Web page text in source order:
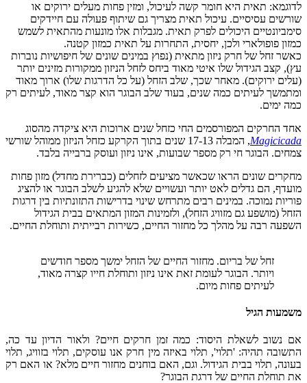
לדוגמא: תאית היא חומר קשה לעיכול, ומזין פחות מעלים ירוקים או
שורשים עסיסיים. עיכול תאית מצריך גם שיתוף פעולה עם חיידקים
סימביונטיים היכולים לפרק תאית. מגבלות אלו מונעות מהתאית לשמש
כמזון פופולארי ולכן, יחסית, התחרות על תאית כמזון קטנה.
כאשר זחל של חרק ניזון מתאית (נפוץ במינים שונים של חיפושיות נוברות
עץ), קצב הגידול שלו איטי מאוד ביחס לזחל הניזון ממקורות מזינים יותר
(עלים ירוקים). מאחר שכך, שלב הזחל (על כל הדרגות שלו) ארוך מאוד
ומתמשך לעיתים כמה שנים, בעוד שלב הבוגר הוא קצר מאוד, לעיתים רק
כמה ימים.
אחד החרקים המפורסמים החי כזחל שנים ארוכות היא ציקדה מהסוג
Magicicada
, המבלה 17-13 שנים בתוך הקרקע כזחל הניזון ממוהל שורשי
צמחים. הבוגר חי רק מספר שבועות, אינו ניזון ועוסק ברבייה בלבד.
מחקרים שונים הראו שכאשר מציעים לזחלים (כברירת מחדל) מזון פחות
מועדף, הם גדלים לאט יותר ועשויים שלא להגיע לשלב הבוגר או להציג
פוריות נמוכה. במינים רבים מתרחש שינוי בדרישות התזונתיות בין דרגות
הזחל (מושפע גם מזוויג הזחל), ולזמינות המזון המתאים בבית הגידול
השפעה רבה על מהלך כל מחזור החיים, כשירות רבייתית ותוחלת החיים.
זחל של בריום. מחזור החיים של הזחל ימשך מספר חודשים
ויותר. הבוגר לעומת זאת אינו ניזון ותוחלת חייו קצרה מאוד,
לעיתים פחות מיום.
משמעות הגיל
אם נשוב לשאלת היסוד: כמה זמן חרקים חיים? ולאור הדיון עד כה,
התשובה תהיה: 'תלוי', תלוי באיזה מין חרק אנו עוסקים, תלוי בזוויג, תלוי
בעונה, תלוי בבית הגידול. וגם, האם בוחנים מחזור חיים מלא? או האם רק
את תוחלת החיים של דרגת הבוגר?